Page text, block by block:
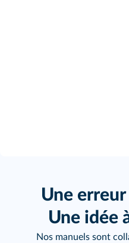
Une erreur
Une idée
Nos manuels sont